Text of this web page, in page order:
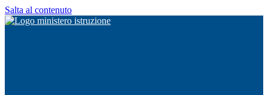
Salta al contenuto